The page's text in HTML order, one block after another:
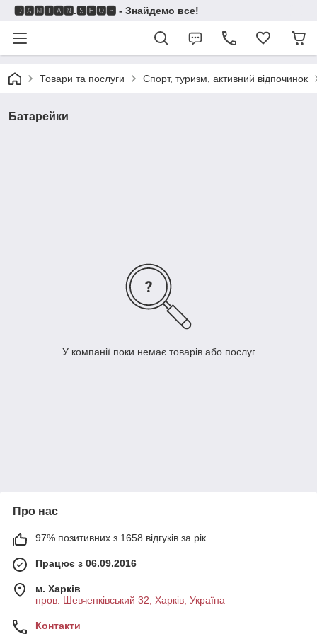
🅳🅰🅼🅸🅰🅽.🆂🅷🅾🅿 - Знайдемо все!
Товари та послуги Спорт, туризм, активний відпочинок
Батарейки
У компанії поки немає товарів або послуг
Про нас
97% позитивних з 1658 відгуків за рік
Працює з 06.09.2016
м. Харків
пров. Шевченківський 32, Харків, Україна
Контакти